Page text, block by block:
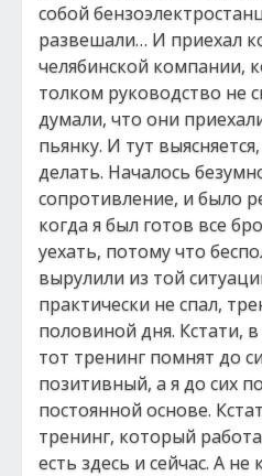
собой
развешали… И приехал
челябинской компании,
толком руководство не
думали, что они
пьянку. И тут
делать. Началось
сопротивление, и было
когда я был готов все
уехать, потому что
вырулили из той
практически не спал,
половиной дня. Кстати,
тот тренинг помнят до
позитивный, а я до сих
постоянной основе.
тренинг, который
есть здесь и сейчас. А не